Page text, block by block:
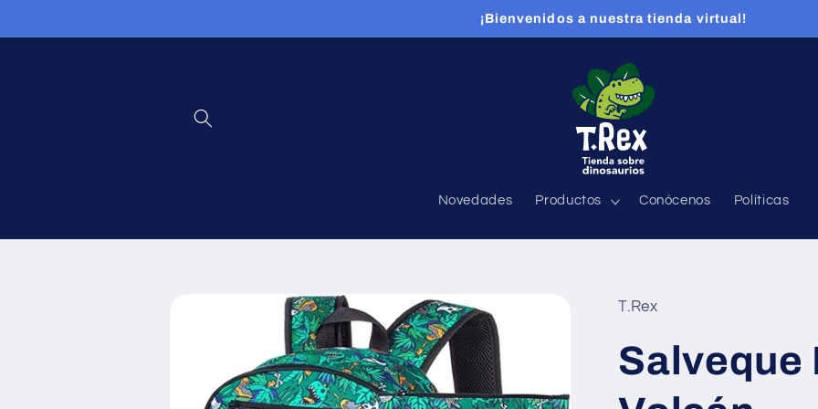
al contenido
¡Bienvenidos a nuestra tienda virtual!
Novedades Productos Conócenos Políticas
directamente
del producto
T.Rex
Salveque